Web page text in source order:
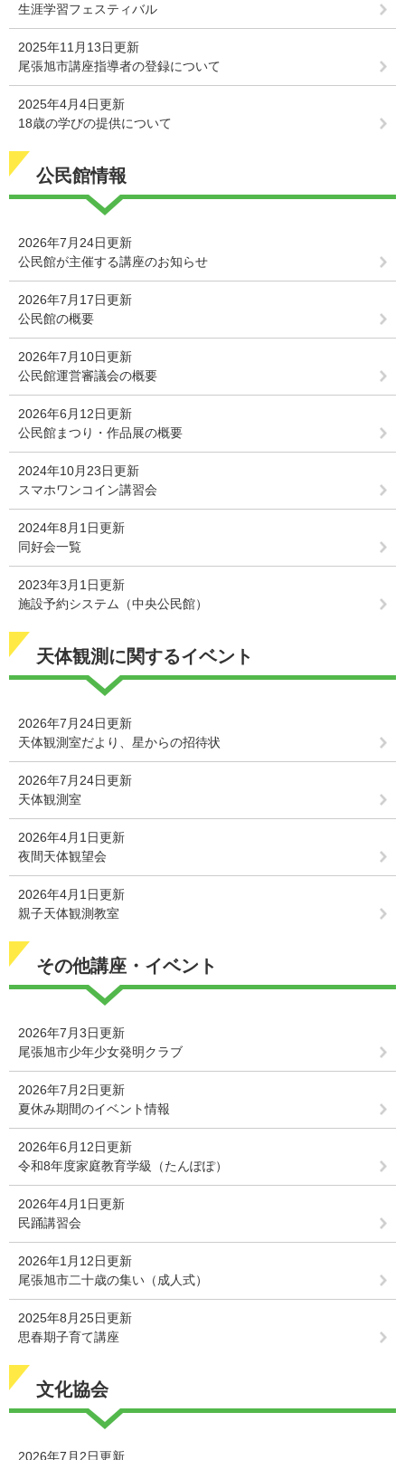
生涯学習フェスティバル
2025年11月13日更新
尾張旭市講座指導者の登録について
2025年4月4日更新
18歳の学びの提供について
公民館情報
2026年7月24日更新
公民館が主催する講座のお知らせ
2026年7月17日更新
公民館の概要
2026年7月10日更新
公民館運営審議会の概要
2026年6月12日更新
公民館まつり・作品展の概要
2024年10月23日更新
スマホワンコイン講習会
2024年8月1日更新
同好会一覧
2023年3月1日更新
施設予約システム（中央公民館）
天体観測に関するイベント
2026年7月24日更新
天体観測室だより、星からの招待状
2026年7月24日更新
天体観測室
2026年4月1日更新
夜間天体観望会
2026年4月1日更新
親子天体観測教室
その他講座・イベント
2026年7月3日更新
尾張旭市少年少女発明クラブ
2026年7月2日更新
夏休み期間のイベント情報
2026年6月12日更新
令和8年度家庭教育学級（たんぽぽ）
2026年4月1日更新
民踊講習会
2026年1月12日更新
尾張旭市二十歳の集い（成人式）
2025年8月25日更新
思春期子育て講座
文化協会
2026年7月2日更新